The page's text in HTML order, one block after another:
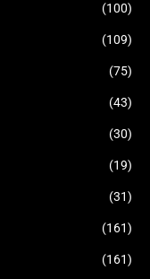
(100)
(109)
(75)
(43)
(30)
(19)
(31)
(161)
(161)